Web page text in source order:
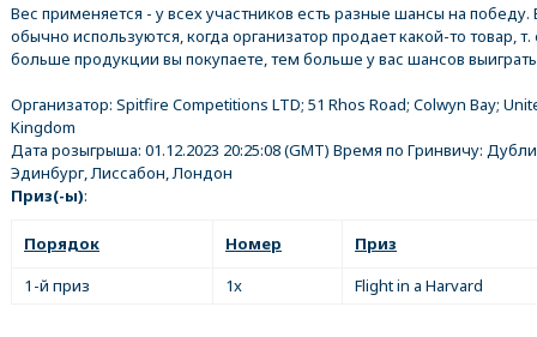
Вес применяется - у всех участников есть разные шансы на победу.
обычно используются, когда организатор продает какой-то товар,
больше продукции вы покупаете, тем больше у вас шансов
Организатор: Spitfire Competitions LTD; 51 Rhos Road; Colwyn Bay;
Kingdom
Дата розыгрыша: 01.12.2023 20:25:08(GMT) Время по Гринвичу:
Эдинбург, Лиссабон, Лондон
Приз(-ы):
Порядок Номер
Приз
1-й приз
1x Flight in a Harvard